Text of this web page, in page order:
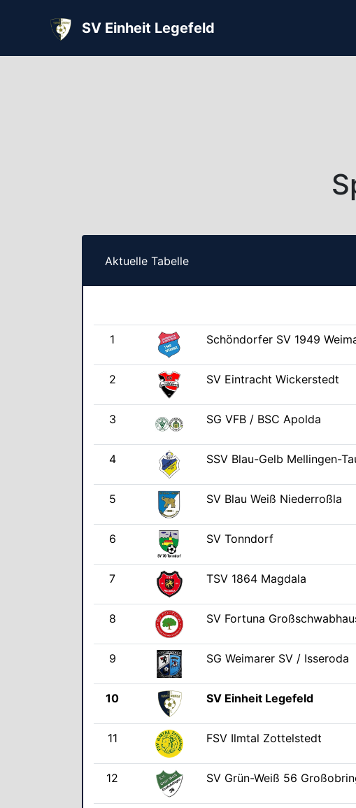
SV Einheit Legefeld
Aktuelle Tabelle
1 Schöndorfer SV 1949
2 SV Eintracht Wickerstedt
3 SG VFB / BSC Apolda
4 SSV Blau-Gelb Mellingen-
5 SV Blau Weiß Niederroßla
6 SV Tonndorf
7 TSV 1864 Magdala
8 SV Fortuna
9 SG Weimarer SV / Isseroda
10 SV Einheit Legefeld
11 FSV Ilmtal Zottelstedt
12 SV Grün-Weiß 56